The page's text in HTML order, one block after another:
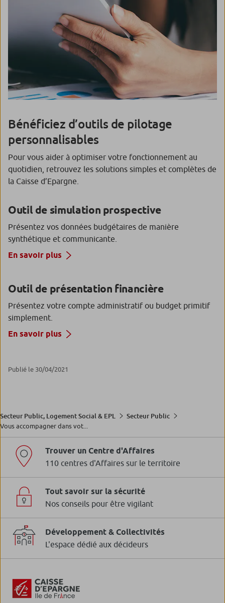
Bénéficiez d’outils de pilotage
personnalisables
Pour vous aider à optimiser votre fonctionnement au
quotidien, retrouvez les solutions simples et complètes de
la Caisse d’Epargne.
Outil de simulation prospective
Présentez vos données budgétaires de manière
synthétique et communicante.
En savoir plus
Outil de présentation financière
Présentez votre compte administratif ou budget primitif
simplement.
En savoir plus
Publié le 30/04/2021
Secteur Public, Logement Social & EPL
Secteur Public
Vous accompagner dans vot...
Trouver un Centre d'Affaires
110 centres d'Affaires sur le territoire
Tout savoir sur la sécurité
Nos conseils pour être vigilant
Développement & Collectivités
L'espace dédié aux décideurs